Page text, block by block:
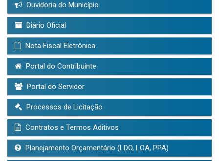
Ouvidoria do Município
Diário Oficial
Nota Fiscal Eletrônica
Portal do Contribuinte
Portal do Servidor
Processos de Licitação
Contratos e Termos Aditivos
Planejamento Orçamentário (LDO, LOA, PPA)